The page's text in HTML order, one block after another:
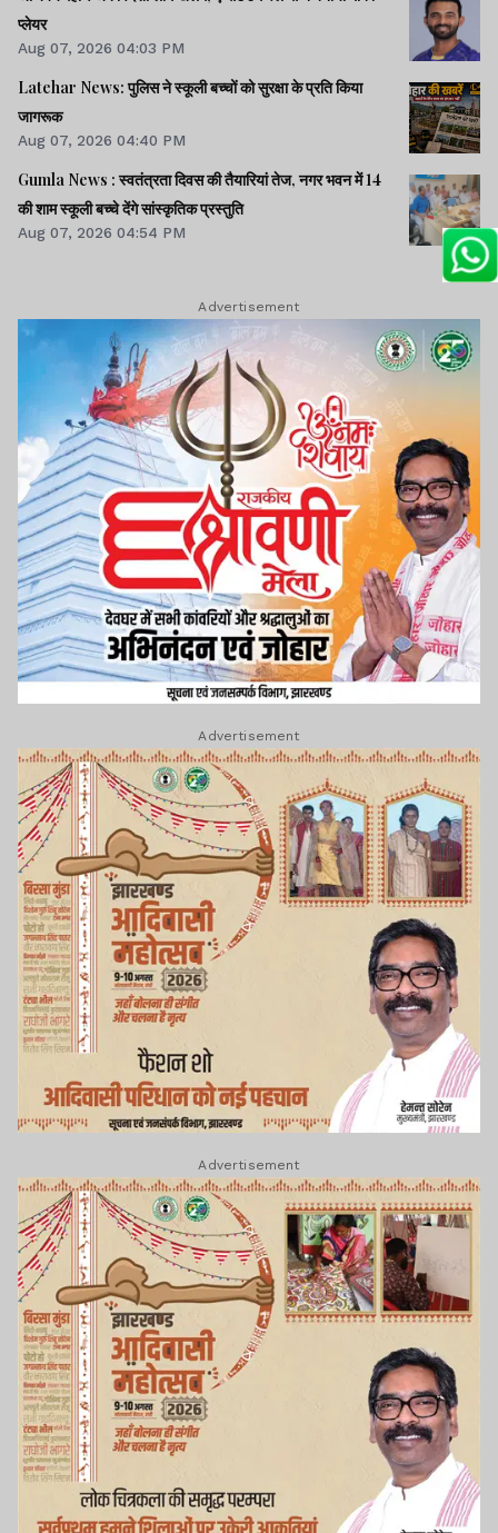
प्लेयर
Aug 07, 2026 04:03 PM
Latehar News: पुलिस ने स्कूली बच्चों को सुरक्षा के प्रति किया
जागरूक
Aug 07, 2026 04:40 PM
Gumla News : स्वतंत्रता दिवस की तैयारियां तेज, नगर भवन में 14
की शाम स्कूली बच्चे देंगे सांस्कृतिक प्रस्तुति
Aug 07, 2026 04:54 PM
Advertisement
Advertisement
Advertisement